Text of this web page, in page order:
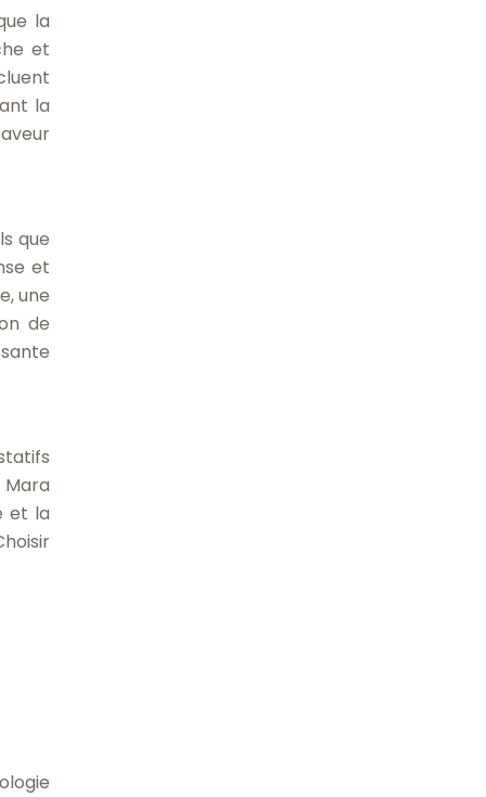
la
et
la
que
et
une
de
et la